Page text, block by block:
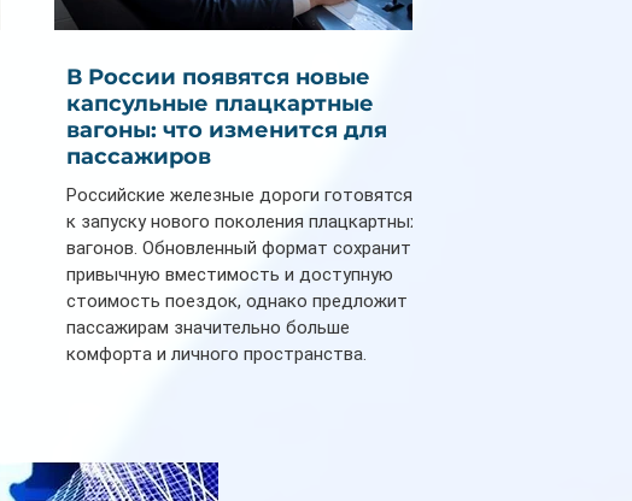
В России появятся новые
капсульные плацкартные
вагоны: что изменится для
пассажиров
Российские железные дороги готовятся
к запуску нового поколения плацкартных
вагонов. Обновленный формат сохранит
привычную вместимость и доступную
стоимость поездок, однако предложит
пассажирам значительно больше
комфорта и личного пространства.
индивидуальные шторки у каждого
спального места. Они позволят